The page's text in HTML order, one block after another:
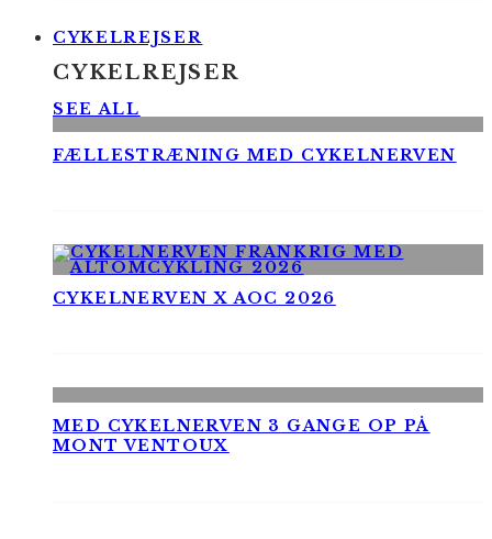
CYKELREJSER
CYKELREJSER
SEE ALL
FÆLLESTRÆNING MED CYKELNERVEN
CYKELNERVEN X AOC 2026
MED CYKELNERVEN 3 GANGE OP PÅ
MONT VENTOUX